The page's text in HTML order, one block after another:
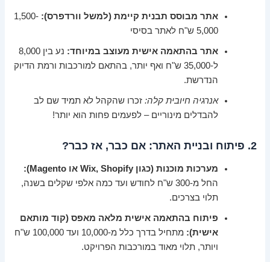
אתר מבוסס תבנית קיימת (למשל וורדפרס): 1,500-
5,000 ש"ח לאתר בסיסי
אתר בהתאמה אישית מעוצב במיוחד:
נע בין 8,000
ל-35,000 ש"ח ואף יותר, בהתאם למורכבות ורמת הדיוק
הנדרשת.
אנרגיה חיובית קלה: זכרו שהקהל לא תמיד שם לב
להבדלים מינוריים – לפעמים פחות הוא יותר!
2. פיתוח ובניית האתר: אם כבר, אז כבר?
מערכות מוכנות (כגון Wix, Shopify או Magento):
החל מ-300 ש"ח לחודש ועד כמה אלפי שקלים בשנה,
תלוי בצרכים.
פיתוח בהתאמה אישית מלאה מאפס (קוד מותאם
אישית):
מתחיל בדרך כלל מ-10,000 ועד 100,000 ש"ח
ויותר, תלוי מאוד במורכבות הפרויקט.